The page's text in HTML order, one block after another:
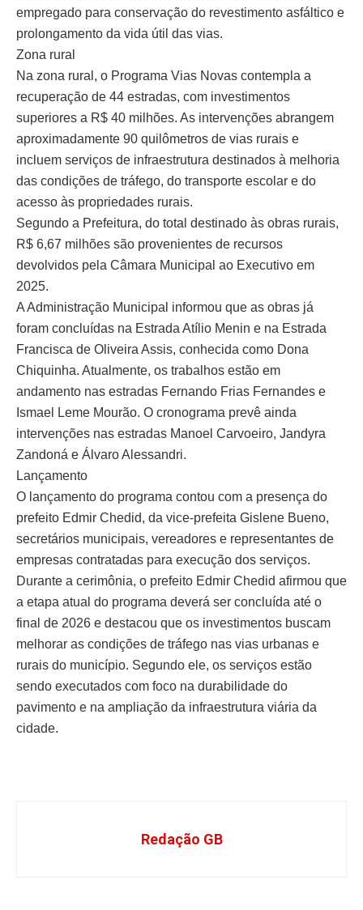
empregado para conservação do revestimento asfáltico e
prolongamento da vida útil das vias.
Zona rural
Na zona rural, o Programa Vias Novas contempla a
recuperação de 44 estradas, com investimentos
superiores a R$ 40 milhões. As intervenções abrangem
aproximadamente 90 quilômetros de vias rurais e
incluem serviços de infraestrutura destinados à melhoria
das condições de tráfego, do transporte escolar e do
acesso às propriedades rurais.
Segundo a Prefeitura, do total destinado às obras rurais,
R$ 6,67 milhões são provenientes de recursos
devolvidos pela Câmara Municipal ao Executivo em
2025.
A Administração Municipal informou que as obras já
foram concluídas na Estrada Atílio Menin e na Estrada
Francisca de Oliveira Assis, conhecida como Dona
Chiquinha. Atualmente, os trabalhos estão em
andamento nas estradas Fernando Frias Fernandes e
Ismael Leme Mourão. O cronograma prevê ainda
intervenções nas estradas Manoel Carvoeiro, Jandyra
Zandoná e Álvaro Alessandri.
Lançamento
O lançamento do programa contou com a presença do
prefeito Edmir Chedid, da vice-prefeita Gislene Bueno,
secretários municipais, vereadores e representantes de
empresas contratadas para execução dos serviços.
Durante a cerimônia, o prefeito Edmir Chedid afirmou que
a etapa atual do programa deverá ser concluída até o
final de 2026 e destacou que os investimentos buscam
melhorar as condições de tráfego nas vias urbanas e
rurais do município. Segundo ele, os serviços estão
sendo executados com foco na durabilidade do
pavimento e na ampliação da infraestrutura viária da
cidade.
Redação GB